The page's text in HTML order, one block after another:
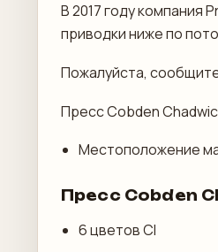
В 2017 году компания
приводки ниже по
Пожалуйста,
Пресс Cobden
Местоположение
Пресс Cobden
6 цветов CI